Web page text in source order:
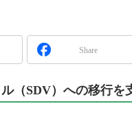
エレクトロニク
こったこと、次の10年
るアジアの新トレンド
Share
（SDV）への移行を